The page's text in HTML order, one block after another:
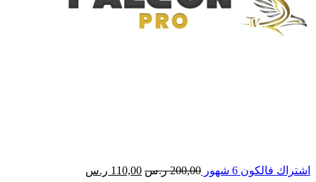
اشتراك فالكون 6 شهور 200,00 ر.س السعر
110,00 ر.س